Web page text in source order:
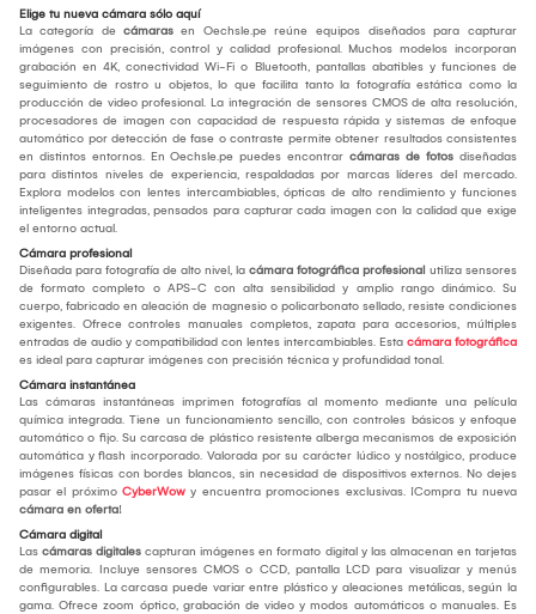
Elige tu nueva cámara sólo aquí
La categoría de cámaras en Oechsle.pe reúne equipos diseñados para capturar
imágenes con precisión, control y calidad profesional. Muchos modelos incorporan
grabación en 4K, conectividad Wi-Fi o Bluetooth, pantallas abatibles y funciones de
seguimiento de rostro u objetos, lo que facilita tanto la fotografía estática como la
producción de video profesional. La integración de sensores CMOS de alta resolución,
procesadores de imagen con capacidad de respuesta rápida y sistemas de enfoque
automático por detección de fase o contraste permite obtener resultados consistentes
en distintos entornos. En Oechsle.pe puedes encontrar cámaras de fotos diseñadas
para distintos niveles de experiencia, respaldadas por marcas líderes del mercado.
Explora modelos con lentes intercambiables, ópticas de alto rendimiento y funciones
inteligentes integradas, pensados para capturar cada imagen con la calidad que exige
el entorno actual.
Cámara profesional
Diseñada para fotografía de alto nivel, la cámara fotográfica profesional utiliza sensores
de formato completo o APS-C con alta sensibilidad y amplio rango dinámico. Su
cuerpo, fabricado en aleación de magnesio o policarbonato sellado, resiste condiciones
exigentes. Ofrece controles manuales completos, zapata para accesorios, múltiples
entradas de audio y compatibilidad con lentes intercambiables. Esta cámara fotográfica
es ideal para capturar imágenes con precisión técnica y profundidad tonal.
Cámara instantánea
Las cámaras instantáneas imprimen fotografías al momento mediante una película
química integrada. Tiene un funcionamiento sencillo, con controles básicos y enfoque
automático o fijo. Su carcasa de plástico resistente alberga mecanismos de exposición
automática y flash incorporado. Valorada por su carácter lúdico y nostálgico, produce
imágenes físicas con bordes blancos, sin necesidad de dispositivos externos. No dejes
pasar el próximo CyberWow y encuentra promociones exclusivas. ¡Compra tu nueva
cámara en oferta!
Cámara digital
Las cámaras digitales capturan imágenes en formato digital y las almacenan en tarjetas
de memoria. Incluye sensores CMOS o CCD, pantalla LCD para visualizar y menús
configurables. La carcasa puede variar entre plástico y aleaciones metálicas, según la
gama. Ofrece zoom óptico, grabación de video y modos automáticos o manuales. Es